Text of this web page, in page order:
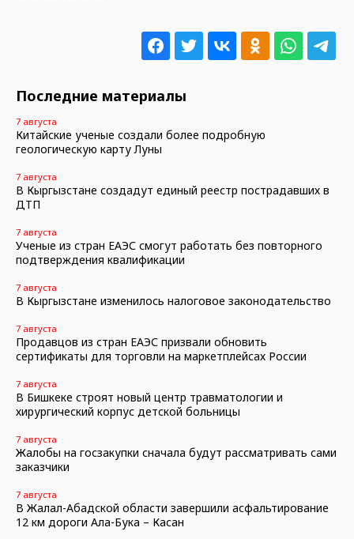
Последние материалы
7 августа
Китайские ученые создали более подробную
геологическую карту Луны
7 августа
В Кыргызстане создадут единый реестр пострадавших в
ДТП
7 августа
Ученые из стран ЕАЭС смогут работать без повторного
подтверждения квалификации
7 августа
В Кыргызстане изменилось налоговое законодательство
7 августа
Продавцов из стран ЕАЭС призвали обновить
сертификаты для торговли на маркетплейсах России
7 августа
В Бишкеке строят новый центр травматологии и
хирургический корпус детской больницы
7 августа
Жалобы на госзакупки сначала будут рассматривать сами
заказчики
7 августа
В Жалал-Абадской области завершили асфальтирование
12 км дороги Ала-Бука – Касан